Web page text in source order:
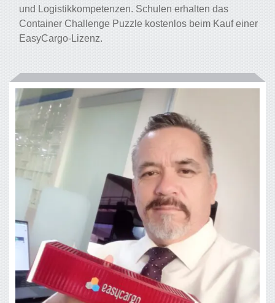
und Logistikkompetenzen. Schulen erhalten das
Container Challenge Puzzle kostenlos beim Kauf einer
EasyCargo-Lizenz.